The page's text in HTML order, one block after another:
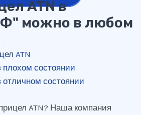
ATN в
можно в любом
ATN
плохом состоянии
отличном состоянии
ATN? Наша компания